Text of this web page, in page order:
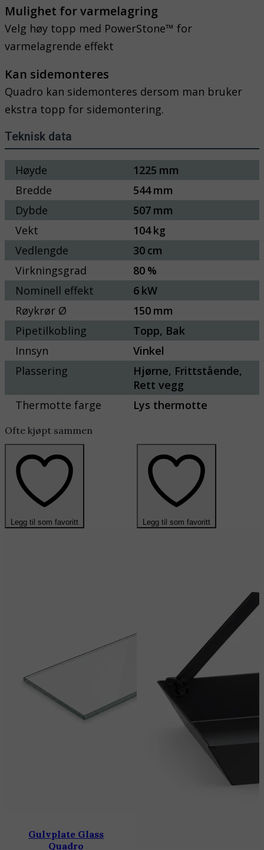
Mulighet for varmelagring
Velg høy topp med PowerStone™ for
varmelagrende effekt
Kan sidemonteres
Quadro kan sidemonteres dersom man bruker
ekstra topp for sidemontering.
Teknisk data
Høyde 1225 mm
Bredde
544 mm
Dybde
507 mm
Vekt
104 kg
Vedlengde
30 cm
Virkningsgrad
80 %
Nominell effekt
6 kW
Røykrør Ø
150 mm
Pipetilkobling
Topp, Bak
Innsyn
Vinkel
Plassering
Hjørne, Frittstående,
Rett vegg
Thermotte farge
Lys thermotte
Ofte kjøpt sammen
Legg til som favoritt
Gulvplate Glass
Quadro
Legg til som favoritt